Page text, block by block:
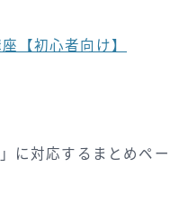
【初心者向け】
に対応するまとめペー